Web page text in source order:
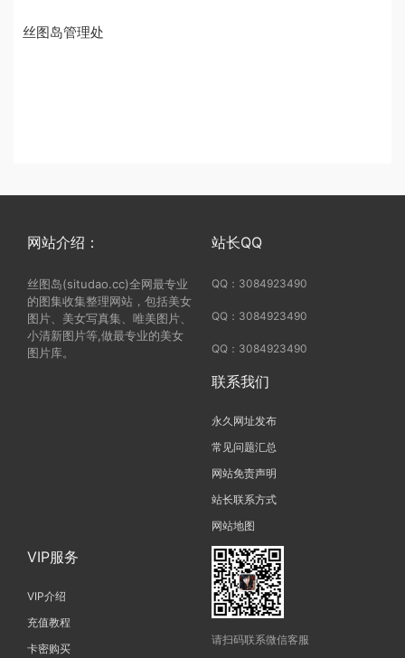
丝图岛管理处
网站介绍：
丝图岛(situdao.cc)全网最专业
的图集收集整理网站，包括美女
图片、美女写真集、唯美图片、
小清新图片等,做最专业的美女
图片库。
站长QQ
QQ：3084923490
QQ：3084923490
QQ：3084923490
联系我们
永久网址发布
常见问题汇总
网站免责声明
站长联系方式
网站地图
VIP服务
VIP介绍
充值教程
卡密购买
请扫码联系微信客服